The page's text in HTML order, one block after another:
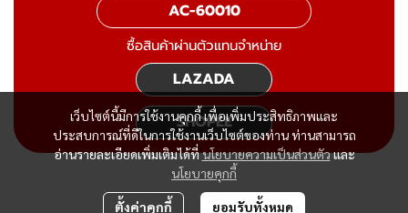
AC-60010
ซื้อสินค้าผ่านตัวแทนจำหน่าย
LAZADA
SHOPEE
เว็บไซต์นี้มีการใช้งานคุกกี้ เพื่อเพิ่มประสิทธิภาพและ
ประสบการณ์ที่ดีในการใช้งานเว็บไซต์ของท่าน ท่านสามารถ
อ่านรายละเอียดเพิ่มเติมได้ที่นโยบายความเป็นส่วนตัวและ
นโยบายคุกกี้
ตั้งค่าคุกกี้ ยอมรับทั้งหมด